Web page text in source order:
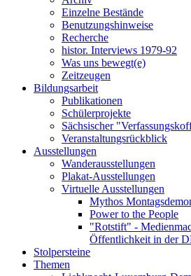
Einzelne Bestände
Benutzungshinweise
Recherche
histor. Interviews 1979-92
Was uns bewegt(e)
Zeitzeugen
Bildungsarbeit
Publikationen
Schülerprojekte
Sächsischer
Veranstaltungsrückblick
Ausstellungen
Wanderausstellungen
Plakat-Ausstellungen
Virtuelle Ausstellungen
Mythos
Power to the People
"Rotstift" -
Öffentlichkeit in der
Stolpersteine
Themen